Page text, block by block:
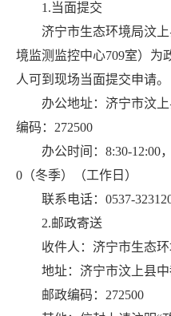
1.当面提交
济宁市生态环境局汶
境监测监控中心709室）为
人可到现场当面提交申请。
办公地址：济宁市汶
编码：272500
办公时间：8:30-12:00
0（冬季）（工作日）
联系电话：0537-
2.邮政寄送
收件人：济宁市生态
地址：济宁市汶上县
邮政编码：272500